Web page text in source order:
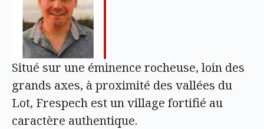
Situé sur une éminence rocheuse, loin des
grands axes, à proximité des vallées du
Lot, Frespech est un village fortifié au
caractère authentique.